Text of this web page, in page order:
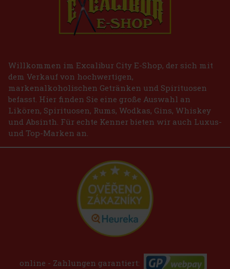
Willkommen im Excalibur City E-Shop, der sich mit
dem Verkauf von hochwertigen,
markenalkoholischen Getränken und Spirituosen
befasst. Hier finden Sie eine große Auswahl an
Likören, Spirituosen, Rums, Wodkas, Gins, Whiskey
und Absinth. Für echte Kenner bieten wir auch Luxus-
und Top-Marken an.
online - Zahlungen garantiert: